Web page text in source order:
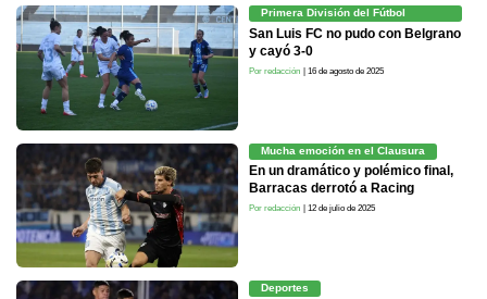
Primera División del Fútbol
Femenino
San Luis FC no pudo con Belgrano
y cayó 3-0
Por redacción | 16 de agosto de 2025
Mucha emoción en el Clausura
En un dramático y polémico final,
Barracas derrotó a Racing
Por redacción | 12 de julio de 2025
Deportes